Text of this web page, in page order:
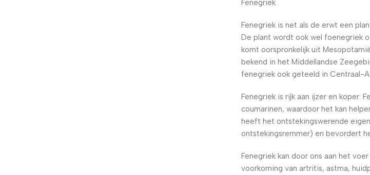
Fenegriek
Fenegriek is net als de erwt een
De plant wordt ook wel foenegriek
komt oorspronkelijk uit
bekend in het Middellandse
fenegriek ook geteeld in Centraal-
Fenegriek is rijk aan ijzer en koper.
coumarinen, waardoor het kan
heeft het ontstekingswerende
ontstekingsremmer) en bevordert
Fenegriek kan door ons aan het
voorkoming van artritis, astma,